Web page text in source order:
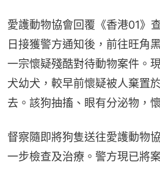
愛護動物協會回覆《香港01》
日接獲警方通知後，前往旺角
一宗懷疑殘酷對待動物案件。
犬幼犬，較早前懷疑被人棄置
去。該狗抽搐、眼有分泌物，
督察隨即將狗隻送往愛護動物
一步檢查及治療。警方現已將